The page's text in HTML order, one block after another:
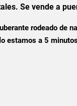
Se vende a
rodeado de
estamos a 5